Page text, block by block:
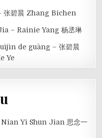
碧晨 Zhang Bichen
– Rainie Yang 杨丞琳
de guāng – 张碧晨
Ye
Nian Yi Shun Jian 思念一